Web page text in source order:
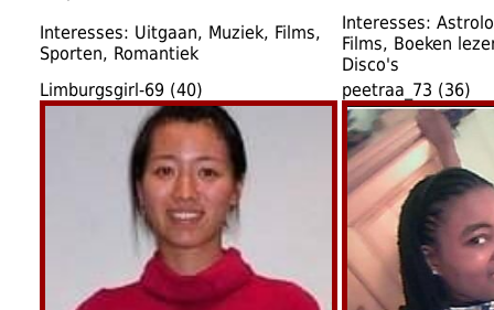
Interesses: Uitgaan, Muziek, Films,
Sporten, Romantiek
Interesses:
Films, Boeken
Disco's
Limburgsgirl-69 (40)
peetraa_73 (36)